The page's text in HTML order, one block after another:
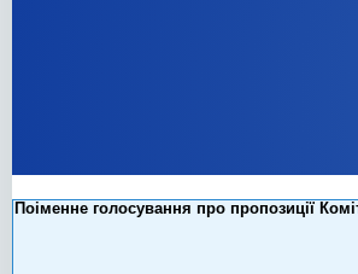
Поіменне голосування про пропозиції